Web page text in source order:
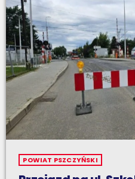
POWIAT PSZCZYŃSKI